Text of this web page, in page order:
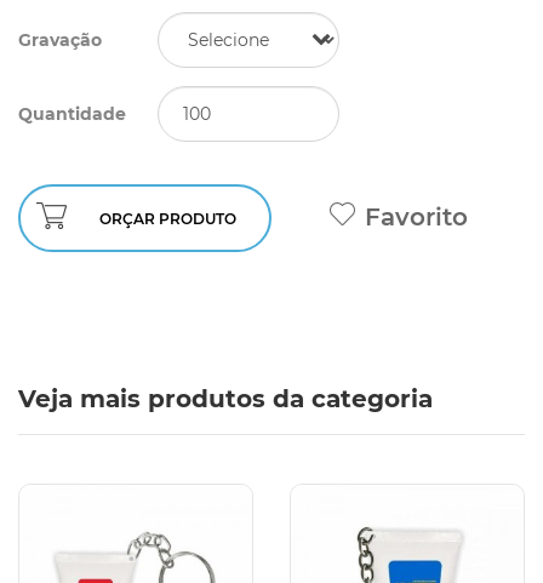
Gravação
Quantidade
ORÇAR PRODUTO Favorito
Veja mais produtos da categoria